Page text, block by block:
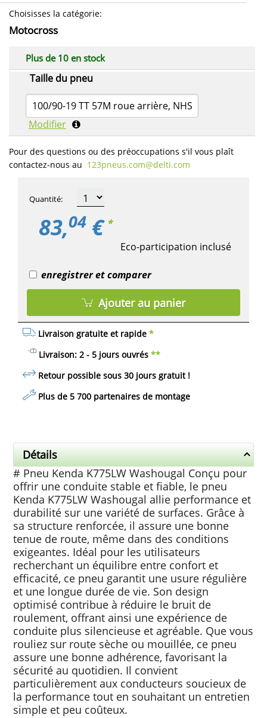
Choisisses la catégorie:
Motocross
Taille du pneu
100/90-19 TT 57M roue arrière, NHS
Modifier
Plus de 10 en stock
Pour des questions ou des préoccupations s'il vous plaît
contactez-nous au 123pneus.com​@delti.com
83,04 € *
Eco-participation inclusé
Livraison gratuite et rapide *
Livraison: 2 - 5 jours ouvrés **
Retour possible sous 30 jours gratuit!
Plus de 5 700 partenaires de montage
Quantité:
enregistrer et comparer
Ajouter au panier
Détails
# Pneu Kenda K775LW Washougal Conçu pour
offrir une conduite stable et fiable, le pneu
Kenda K775LW Washougal allie performance et
durabilité sur une variété de surfaces. Grâce à
sa structure renforcée, il assure une bonne
tenue de route, même dans des conditions
exigeantes. Idéal pour les utilisateurs
recherchant un équilibre entre confort et
efficacité, ce pneu garantit une usure régulière
et une longue durée de vie. Son design
optimisé contribue à réduire le bruit de
roulement, offrant ainsi une expérience de
conduite plus silencieuse et agréable. Que vous
rouliez sur route sèche ou mouillée, ce pneu
assure une bonne adhérence, favorisant la
sécurité au quotidien. Il convient
particulièrement aux conducteurs soucieux de
la performance tout en souhaitant un entretien
simple et peu coûteux.